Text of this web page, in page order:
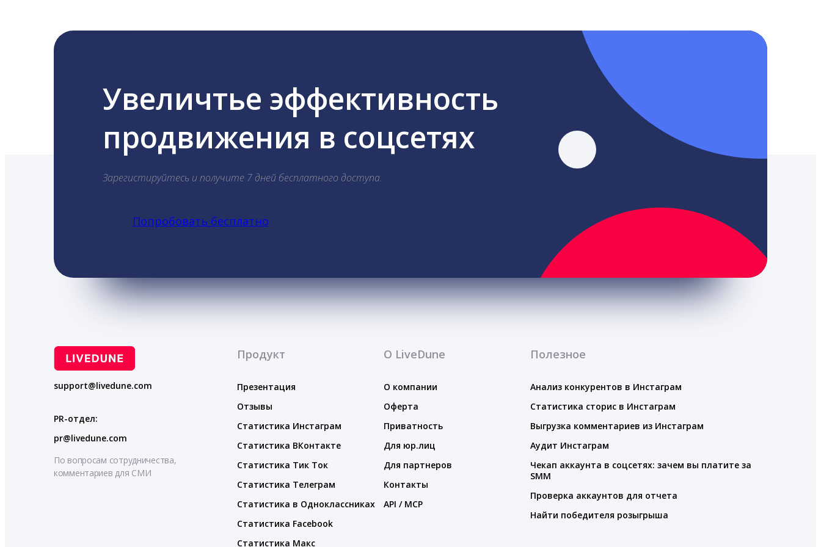
Увеличтье эффективность
продвижения в соцсетях
Зарегистируйтесь и получите 7 дней бесплатного доступа.
Попробовать бесплатно
support@livedune.com
PR-отдел:
pr@livedune.com
По вопросам сотрудничества,
комментариев для СМИ
Продукт
Презентация
Отзывы
Статистика Инстаграм
Статистика ВКонтакте
Статистика Тик Ток
Статистика Телеграм
Статистика в Одноклассниках
Статистика Facebook
Статистика Макс
О LiveDune
О компании
Оферта
Приватность
Для юр.лиц
Для партнеров
Контакты
API / MCP
Полезное
Анализ конкурентов в Инстаграм
Статистика сторис в Инстаграм
Выгрузка комментариев из Инстаграм
Аудит Инстаграм
Чекап аккаунта в соцсетях: зачем вы платите за
SMM
Проверка аккаунтов для отчета
Найти победителя розыгрыша